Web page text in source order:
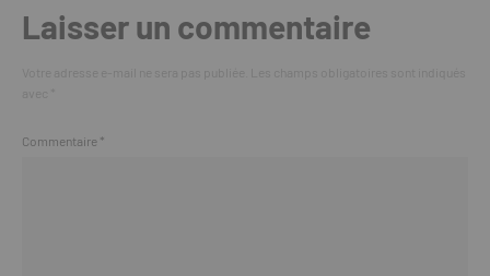
Laisser un commentaire
Commentaire *